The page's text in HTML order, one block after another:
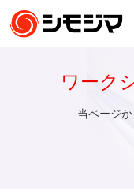
ワーク
当ページ